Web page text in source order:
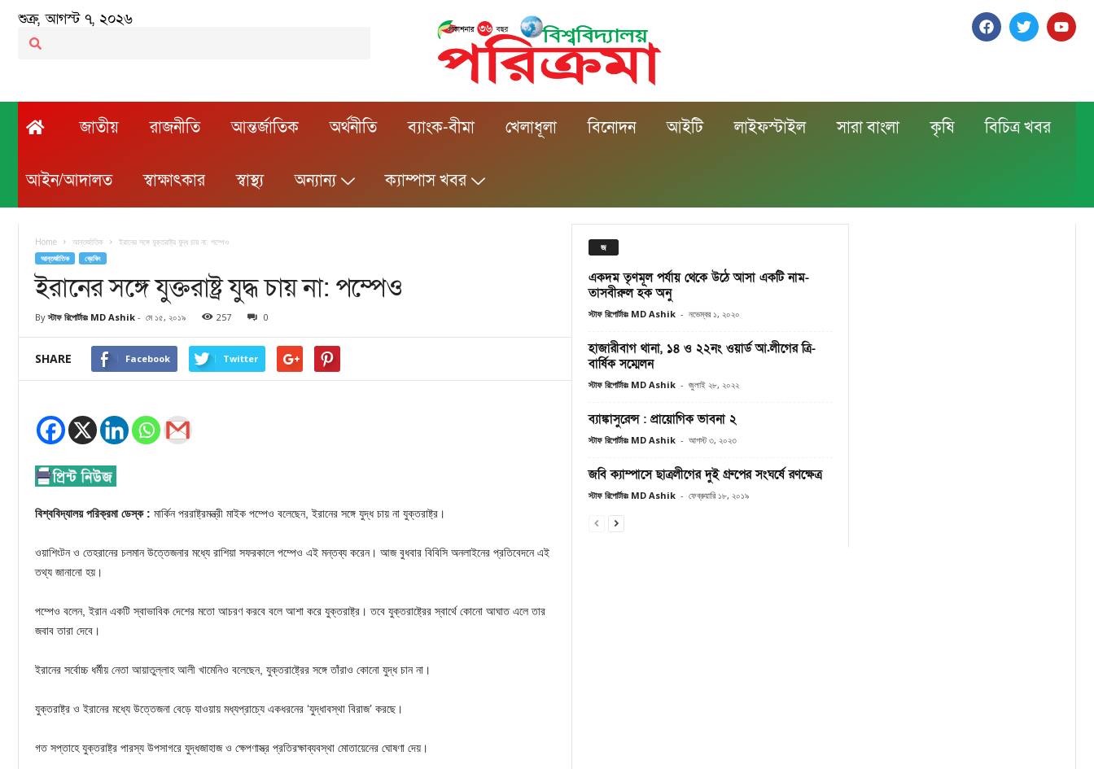
শুক্র, আগস্ট ৭, ২০২৬
জাতীয় রাজনীতি আন্তর্জাতিক অর্থনীতি ব্যাংক-বীমা খেলাধূলা বিনোদন আইটি লাইফস্টাইল সারা বাংলা কৃষি বিচিত্র খবর
আইন/আদালত স্বাক্ষাৎকার স্বাস্থ্য অন্যান্য ক্যাম্পাস খবর
Home আন্তর্জাতিক ইরানের সঙ্গে যুক্তরাষ্ট্র যুদ্ধ চায় না: পম্পেও
আন্তর্জাতিক ব্রেকিং
ইরানের সঙ্গে যুক্তরাষ্ট্র যুদ্ধ চায় না: পম্পেও
By স্টাফ রিপোর্টারঃ MD Ashik - মে ১৫, ২০১৯ 257 0
SHARE Facebook Twitter
বিশ্ববিদ্যালয় পরিক্রমা ডেস্ক : মার্কিন পররাষ্ট্রমন্ত্রী মাইক পম্পেও বলেছেন, ইরানের সঙ্গে যুদ্ধ চায় না যুক্তরাষ্ট্র।
ওয়াশিংটন ও তেহরানের চলমান উত্তেজনার মধ্যে রাশিয়া সফরকালে পম্পেও এই মন্তব্য করেন। আজ বুধবার বিবিসি অনলাইনের প্রতিবেদনে এই
তথ্য জানানো হয়।
পম্পেও বলেন, ইরান একটি স্বাভাবিক দেশের মতো আচরণ করবে বলে আশা করে যুক্তরাষ্ট্র। তবে যুক্তরাষ্ট্রের স্বার্থে কোনো আঘাত এলে তার
জবাব তারা দেবে।
ইরানের সর্বোচ্চ ধর্মীয় নেতা আয়াতুল্লাহ আলী খামেনিও বলেছেন, যুক্তরাষ্ট্রের সঙ্গে তাঁরাও কোনো যুদ্ধ চান না।
যুক্তরাষ্ট্র ও ইরানের মধ্যে উত্তেজনা বেড়ে যাওয়ায় মধ্যপ্রাচ্যে একধরনের ‘যুদ্ধাবস্থা বিরাজ’ করছে।
গত সপ্তাহে যুক্তরাষ্ট্র পারস্য উপসাগরে যুদ্ধজাহাজ ও ক্ষেপণাস্ত্র প্রতিরক্ষাব্যবস্থা মোতায়েনের ঘোষণা দেয়।
জ
একদম তৃণমূল পর্যায় থেকে উঠে আসা একটি নাম-
তাসবীরুল হক অনু
স্টাফ রিপোর্টারঃ MD Ashik - নভেম্বর ১, ২০২০
হাজারীবাগ থানা, ১৪ ও ২২নং ওয়ার্ড আ.লীগের ত্রি-
বার্ষিক সম্মেলন
স্টাফ রিপোর্টারঃ MD Ashik - জুলাই ২৮, ২০২২
ব্যাঙ্কাসুরেন্স : প্রায়োগিক ভাবনা ২
স্টাফ রিপোর্টারঃ MD Ashik - আগস্ট ৩, ২০২৩
জবি ক্যাম্পাসে ছাত্রলীগের দুই গ্রুপের সংঘর্ষে রণক্ষেত্র
স্টাফ রিপোর্টারঃ MD Ashik - ফেব্রুয়ারি ১৮, ২০১৯